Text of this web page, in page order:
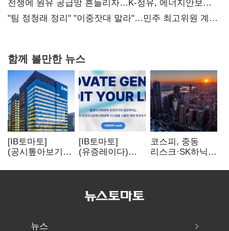
때리기
전쟁에 원유 공급망 흔들리자…K-정유, 에너지안보
핵심으로 재부상
"팀 정청래 정리" "이중잣대 말라"…민주 최고위원 계파
함께 볼만한 뉴스
[IB토마토]
(공시톺아보기)
바로 매출로
[IB토마토]
(유증레이다)
3분의 1 토막…
비용부터 챙긴다
코스피, 중동
리스크·SK하닉
뒷걸음
뉴스